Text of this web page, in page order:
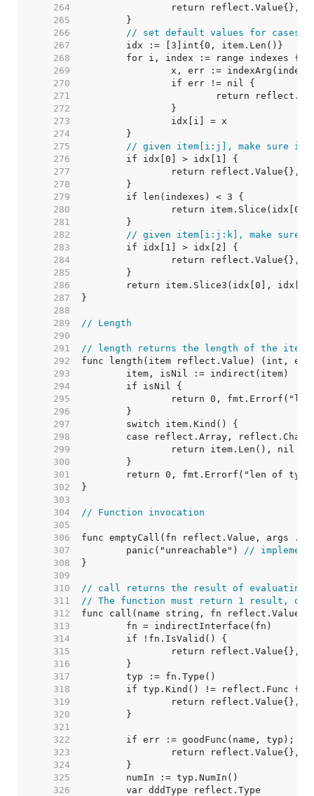
   264
   265
   266
// set default values for
   267
   268
   269
   270
   271
   272
   273
   274
   275
// given item[i:j], make sure i
   276
   277
   278
   279
   280
   281
   282
// given item[i:j:k], make sure i
   283
   284
   285
   286
   287
   288
   289
// Length
   290
   291
// length returns the length of the
   292
   293
   294
   295
   296
   297
   298
   299
   300
   301
   302
   303
   304
// Function invocation
   305
   306
   307
	panic("unreachable")
//
   308
   309
   310
// call returns the result of evaluating
   311
// The function must return 1 result, or
   312
   313
   314
   315
   316
   317
   318
   319
   320
   321
   322
   323
   324
   325
   326